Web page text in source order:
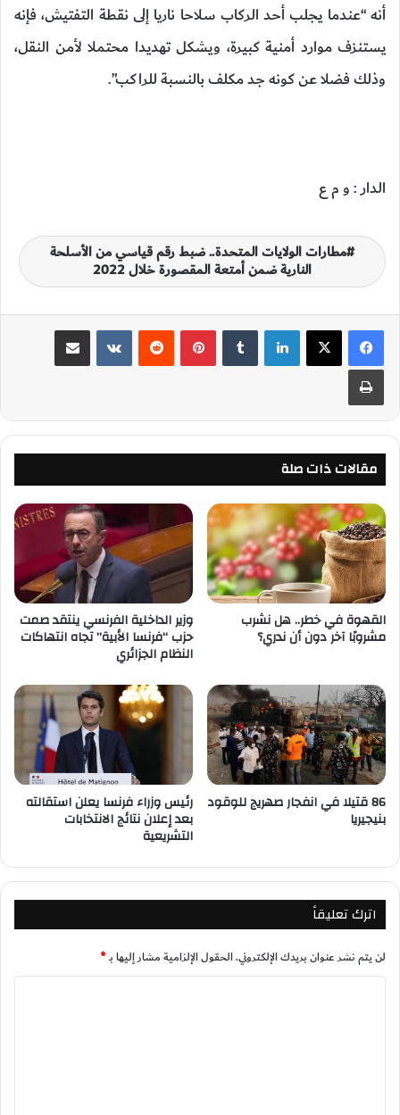
أنه “عندما يجلب أحد الركاب سلاحا ناريا إلى نقطة التفتيش، فإنه
يستنزف موارد أمنية كبيرة، ويشكل تهديدا محتملا لأمن النقل،
وذلك فضلا عن كونه جد مكلف بالنسبة للراكب”.
الدار : و م ع
مطارات الولايات المتحدة.. ضبط رقم قياسي من الأسلحة
النارية ضمن أمتعة المقصورة خلال 2022
لينكدإن بينتيريست
مقالات ذات صلة
القهوة في خطر.. هل نشرب
مشروبًا آخر دون أن ندري؟
وزير الداخلية الفرنسي ينتقد صمت
حزب “فرنسا الأبية” تجاه انتهاكات
النظام الجزائري
86 قتيلا في انفجار صهريج للوقود
بنيجيريا
رئيس وزراء فرنسا يعلن استقالته
بعد إعلان نتائج الانتخابات
التشريعية
اترك تعليقاً
لن يتم نشر عنوان بريدك الإلكتروني.الحقول الإلزامية مشار إليها بـ*